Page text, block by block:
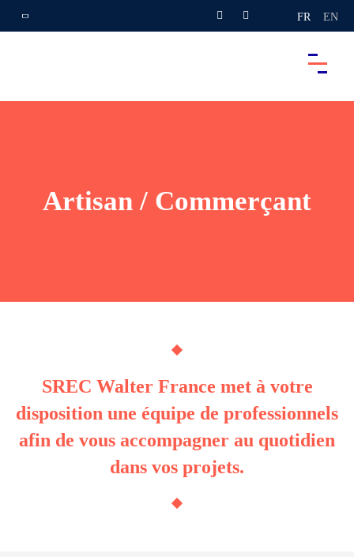
FR EN
Artisan / Commerçant
SREC Walter France met à votre
disposition une équipe de professionnels
afin de vous accompagner au quotidien
dans vos projets.